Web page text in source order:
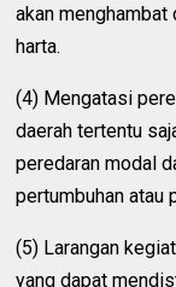
akan
harta.
(4) Mengatasi
daerah tertentu
peredaran modal
pertumbuhan atau
(5) Larangan
yang dapat